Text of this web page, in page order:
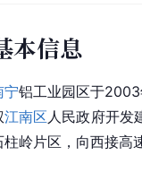
本信息
宁铝工业园区于
江南区 人民政府开发
柱岭片区，向西接高